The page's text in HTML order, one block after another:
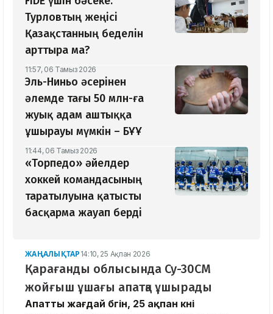
Турловтың жеңісі
Қазақстанның беделін
арттыра ма?
11:57, 06 Тамыз 2026
Эль-Ниньо әсерінен
әлемде тағы 50 млн-ға
жуық адам аштыққа
ұшырауы мүмкін – БҰҰ
11:44, 06 Тамыз 2026
«Торпедо» әйелдер
хоккей командасының
таратылуына қатысты
басқарма жауап берді
ЖАҢАЛЫҚТАР 14:10, 25 Ақпан 2026
Қарағанды облысында Су-30СМ
жойғыш ұшағы апатқа ұшырады
Апатты жағдай бүгін, 25 ақпан күні